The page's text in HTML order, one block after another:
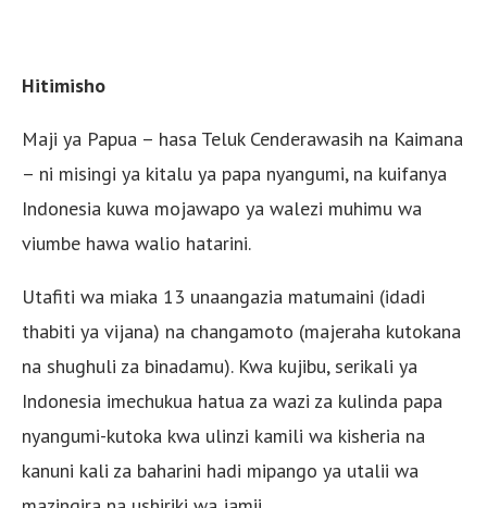
Hitimisho
Maji ya Papua – hasa Teluk Cenderawasih na Kaimana
– ni misingi ya kitalu ya papa nyangumi, na kuifanya
Indonesia kuwa mojawapo ya walezi muhimu wa
viumbe hawa walio hatarini.
Utafiti wa miaka 13 unaangazia matumaini (idadi
thabiti ya vijana) na changamoto (majeraha kutokana
na shughuli za binadamu). Kwa kujibu, serikali ya
Indonesia imechukua hatua za wazi za kulinda papa
nyangumi-kutoka kwa ulinzi kamili wa kisheria na
kanuni kali za baharini hadi mipango ya utalii wa